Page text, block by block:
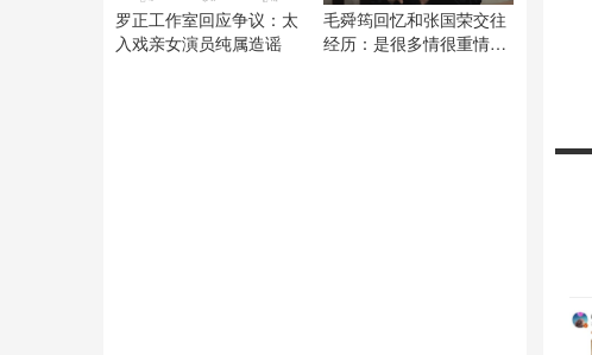
罗正工作室回应争议：太
入戏亲女演员纯属造谣
毛舜筠回忆和张国荣交往
经历：是很多情很重情的